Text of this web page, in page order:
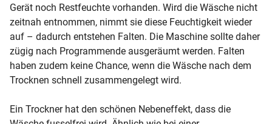
Gerät noch Restfeuchte vorhanden. Wird die Wäsche nicht
zeitnah entnommen, nimmt sie diese Feuchtigkeit wieder
auf – dadurch entstehen Falten. Die Maschine sollte daher
zügig nach Programmende ausgeräumt werden. Falten
haben zudem keine Chance, wenn die Wäsche nach dem
Trocknen schnell zusammengelegt wird.
Ein Trockner hat den schönen Nebeneffekt, dass die